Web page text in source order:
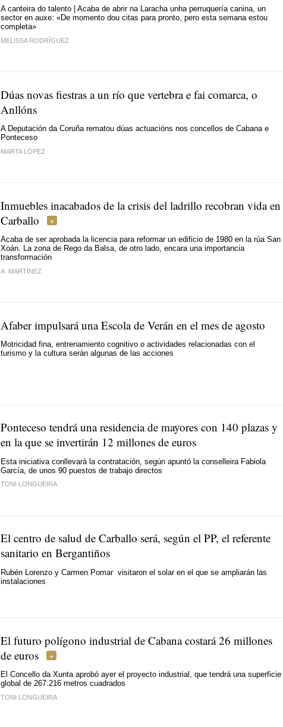
A canteira do talento | Acaba de abrir na Laracha unha perruquería canina, un
sector en auxe: «De momento dou citas para pronto, pero esta semana estou
completa»
MELISSA RODRÍGUEZ
Dúas novas fiestras a un río que vertebra e fai comarca, o
Anllóns
A Deputación da Coruña rematou dúas actuacións nos concellos de Cabana e
Ponteceso
MARTA LÓPEZ
Inmuebles inacabados de la crisis del ladrillo recobran vida en
Carballo
Acaba de ser aprobada la licencia para reformar un edificio de 1980 en la rúa San
Xoán. La zona de Rego da Balsa, de otro lado, encara una importancia
transformación
A. MARTÍNEZ
Afaber impulsará una Escola de Verán en el mes de agosto
Motricidad fina, entrenamiento cognitivo o actividades relacionadas con el
turismo y la cultura serán algunas de las acciones
Ponteceso tendrá una residencia de mayores con 140 plazas y
en la que se invertirán 12 millones de euros
Esta iniciativa conllevará la contratación, según apuntó la conselleira Fabiola
García, de unos 90 puestos de trabajo directos
TONI LONGUEIRA
El centro de salud de Carballo será, según el PP, el referente
sanitario en Bergantiños
Rubén Lorenzo y Carmen Pomar visitaron el solar en el que se ampliarán las
instalaciones
El futuro polígono industrial de Cabana costará 26 millones
de euros
El Concello da Xunta aprobó ayer el proyecto industrial, que tendrá una superficie
global de 267.216 metros cuadrados
TONI LONGUEIRA